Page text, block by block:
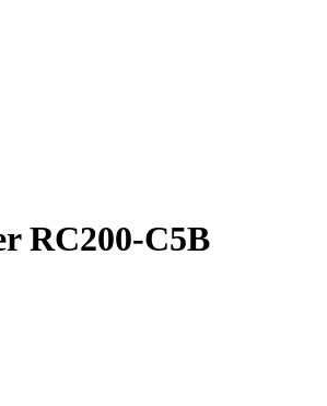
RC200-C5B